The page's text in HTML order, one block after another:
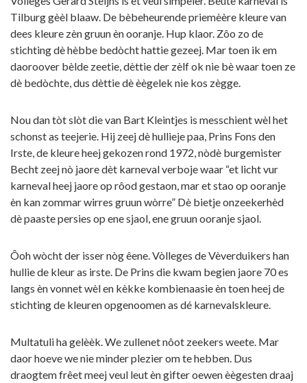
Tilburg gèèl blaaw. De bèbeheurende priemèère kleure van
dees kleure zèn gruun èn ooranje. Hup klaor. Zôo zo de
stichting dè hèbbe bedòcht hattie gezeej. Mar toen ik em
daoroover bèlde zeetie, dèttie der zèlf ok nie bè waar toen ze
dè bedòchte, dus dèttie dè èègelek nie kos zègge.
Nou dan tòt slòt die van Bart Kleintjes is messchient wèl het
schonst as teejerie. Hij zeej dè hullieje paa, Prins Fons den
Irste, de kleure heej gekozen rond 1972, nòdè burgemister
Becht zeej nò jaore dèt karneval verboje waar “et licht vur
karneval heej jaore op rôod gestaon, mar et stao op ooranje
èn kan zommar wirres gruun wòrre” Dè bietje onzeekerhèd
dè paaste persies op ene sjaol, ene gruun ooranje sjaol.
Ôoh wòcht der isser nòg êene. Vòlleges de Vèverduikers han
hullie de kleur as irste. De Prins die kwam begien jaore 70 es
langs èn vonnet wèl en kèkke kombienaasie èn toen heej de
stichting de kleuren opgenoomen as dé karnevalskleure.
Multatuli ha gelèèk. We zullenet nôot zeekers weete. Mar
daor hoeve we nie minder plezier om te hebben. Dus
draogtem frêet meej veul leut èn gifter oewen èègesten draaj